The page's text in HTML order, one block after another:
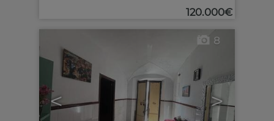
120.000€
< >
8